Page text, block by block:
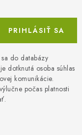
do databázy
dotknutá osoba súhlas
komunikácie.
počas platnosti
PRIHLÁSIŤ SA